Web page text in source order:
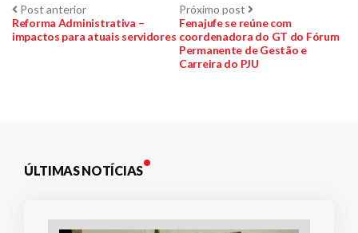
Navegação
de
Post anteriorPost
anterior:
Reforma Administrativa –
impactos para atuais servidores
Próximo post Próximo
post:
Fenajufe se reúne com
coordenadora do GT do Fórum
Permanente de Gestão e
Carreira do PJU
ÚLTIMAS NOTÍCIAS